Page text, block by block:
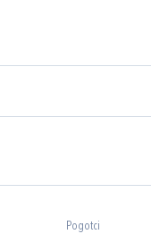
Pogotci